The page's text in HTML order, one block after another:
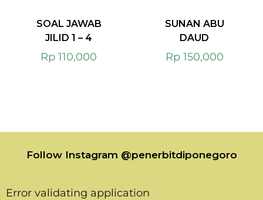
SOAL JAWAB
JILID 1 – 4
Rp 110,000
SUNAN ABU
DAUD
Rp150,000
Follow Instagram @penerbitdiponegoro
Error validating application